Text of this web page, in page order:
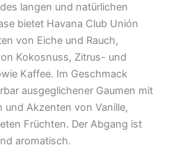
langen und natürlichen
bietet Havana Club Unión
von Eiche und Rauch,
Kokosnuss, Zitrus- und
Kaffee. Im Geschmack
ausgeglichener Gaumen mit
Akzenten von Vanille,
Früchten. Der Abgang ist
aromatisch.